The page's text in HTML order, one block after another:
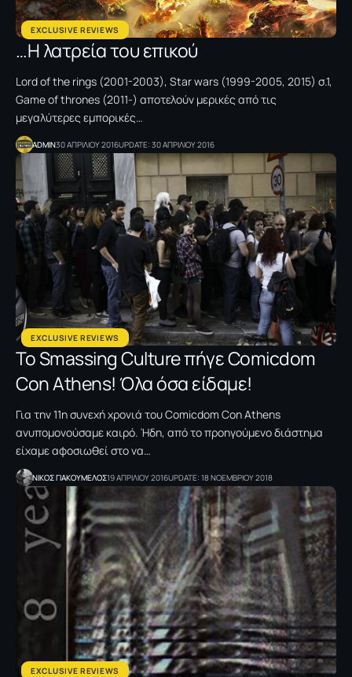
EXCLUSIVE REVIEWS
…H λατρεία του επικού
Lord of the rings (2001-2003), Star wars (1999-2005, 2015) σ.1,
Game of thrones (2011-) αποτελούν μερικές από τις
μεγαλύτερες εμπορικές…
ADMIN30 ΑΠΡΙΛΙΟΥ 2016UPDATE: 30 ΑΠΡΙΛΙΟΥ 2016
EXCLUSIVE REVIEWS
Το Smassing Culture πήγε Comicdom
Con Αthens! Όλα όσα είδαμε!
Για την 11η συνεχή χρονιά του Comicdom Con Αthens
ανυπομονούσαμε καιρό. Ήδη, από το προηγούμενο διάστημα
είχαμε αφοσιωθεί στο να…
NΙΚΟΣ ΓΙΑΚΟΥΜΕΛΟΣ19 ΑΠΡΙΛΙΟΥ 2016UPDATE: 18 ΝΟΕΜΒΡΙΟΥ 2018
EXCLUSIVE REVIEWS